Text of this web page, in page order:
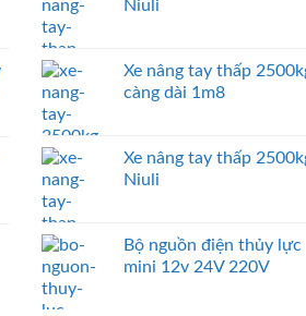
Niuli
Xe nâng tay thấp
càng dài 1m8
Xe nâng tay thấp
Niuli
Bộ nguồn điện thủy lực
mini 12v 24V 220V